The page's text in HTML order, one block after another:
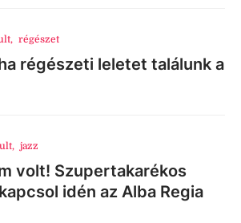
, régészet
régészeti leletet találunk a
, jazz
volt! Szupertakarékos
idén az Alba Regia